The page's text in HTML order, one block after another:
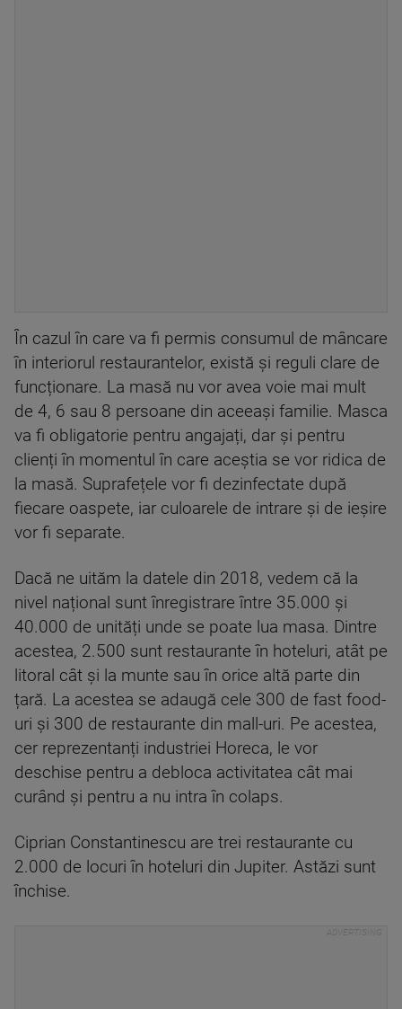
În cazul în care va fi permis consumul de mâncare
în interiorul restaurantelor, există și reguli clare de
funcționare. La masă nu vor avea voie mai mult
de 4, 6 sau 8 persoane din aceeași familie. Masca
va fi obligatorie pentru angajați, dar și pentru
clienți în momentul în care aceștia se vor ridica de
la masă. Suprafețele vor fi dezinfectate după
fiecare oaspete, iar culoarele de intrare și de ieșire
vor fi separate.
Dacă ne uităm la datele din 2018, vedem că la
nivel național sunt înregistrare între 35.000 și
40.000 de unități unde se poate lua masa. Dintre
acestea, 2.500 sunt restaurante în hoteluri, atât pe
litoral cât și la munte sau în orice altă parte din
țară. La acestea se adaugă cele 300 de fast food-
uri și 300 de restaurante din mall-uri. Pe acestea,
cer reprezentanți industriei Horeca, le vor
deschise pentru a debloca activitatea cât mai
curând și pentru a nu intra în colaps.
Ciprian Constantinescu are trei restaurante cu
2.000 de locuri în hoteluri din Jupiter. Astăzi sunt
închise.